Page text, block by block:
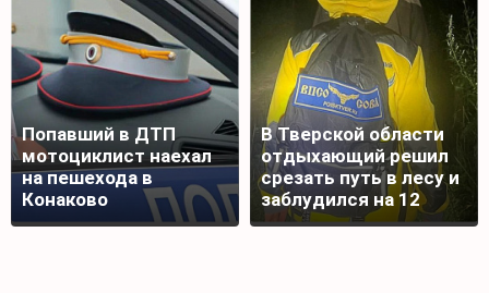
Попавший в ДТП
мотоциклист наехал
на пешехода в
Конаково
В Тверской области
отдыхающий решил
срезать путь в лесу и
заблудился на 12
часов